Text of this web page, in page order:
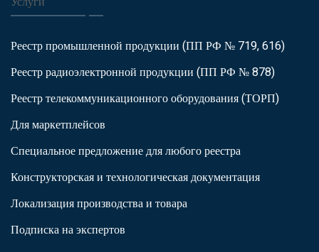
Реестр промышленной продукции (ПП РФ № 719, 616)
Реестр радиоэлектронной продукции (ПП РФ № 878)
Реестр телекоммуникационного оборудования (ТОРП)
Для маркетплейсов
Специальное предложение для любого реестра
Конструкторская и технологическая документация
Локализация производства и товара
Подписка на экспертов